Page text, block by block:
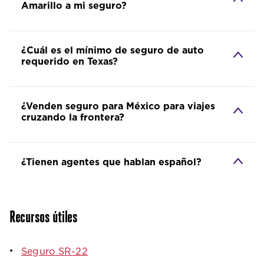
Amarillo a mi seguro?
¿Cuál es el mínimo de seguro de auto
requerido en Texas?
¿Venden seguro para México para viajes
cruzando la frontera?
¿Tienen agentes que hablan español?
Recursos útiles
Seguro SR-22